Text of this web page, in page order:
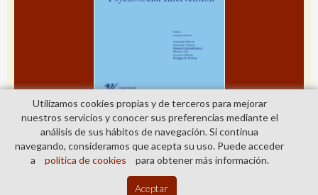
© Copyright 2026. Colegio Oficial de la Psicología de Madrid
Utilizamos cookies propias y de terceros para mejorar
nuestros servicios y conocer sus preferencias mediante el
análisis de sus hábitos de navegación. Si continua
navegando, consideramos que acepta su uso. Puede acceder
a
política de cookies para obtener más información.
Aceptar